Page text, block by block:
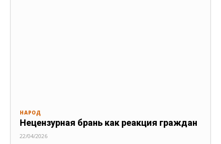
НАРОД
Нецензурная брань как реакция граждан
22/04/2026